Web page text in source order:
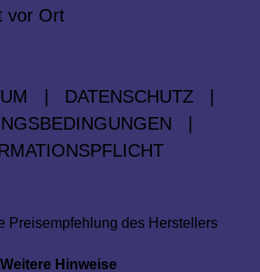
vor Ort
DATENSCHUTZ
Preisempfehlung des Herstellers
Weitere Hinweise